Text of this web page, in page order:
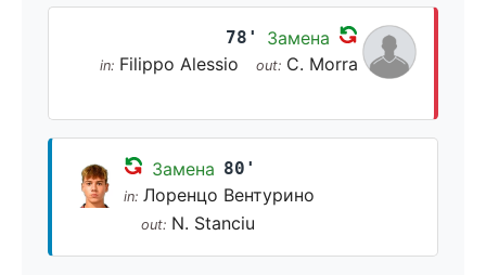
78' Замена
in: Filippo Alessio out: C. Morra
Замена 80'
in: Лоренцо Вентурино
out: N. Stanciu